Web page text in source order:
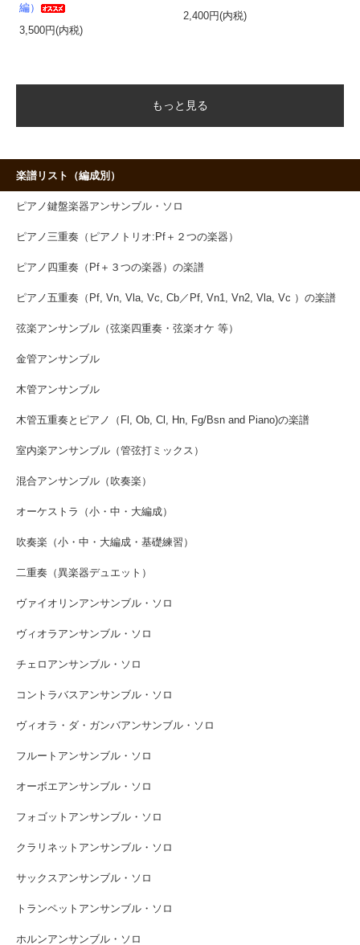
編）
3,500円(内税)
2,400円(内税)
もっと見る
楽譜リスト（編成別）
ピアノ鍵盤楽器アンサンブル・ソロ
ピアノ三重奏（ピアノトリオ:Pf＋２つの楽器）
ピアノ四重奏（Pf＋３つの楽器）の楽譜
ピアノ五重奏（Pf, Vn, Vla, Vc, Cb／Pf, Vn1, Vn2, Vla, Vc ）の楽譜
弦楽アンサンブル（弦楽四重奏・弦楽オケ 等）
金管アンサンブル
木管アンサンブル
木管五重奏とピアノ（Fl, Ob, Cl, Hn, Fg/Bsn and Piano)の楽譜
室内楽アンサンブル（管弦打ミックス）
混合アンサンブル（吹奏楽）
オーケストラ（小・中・大編成）
吹奏楽（小・中・大編成・基礎練習）
二重奏（異楽器デュエット）
ヴァイオリンアンサンブル・ソロ
ヴィオラアンサンブル・ソロ
チェロアンサンブル・ソロ
コントラバスアンサンブル・ソロ
ヴィオラ・ダ・ガンバアンサンブル・ソロ
フルートアンサンブル・ソロ
オーボエアンサンブル・ソロ
フォゴットアンサンブル・ソロ
クラリネットアンサンブル・ソロ
サックスアンサンブル・ソロ
トランペットアンサンブル・ソロ
ホルンアンサンブル・ソロ